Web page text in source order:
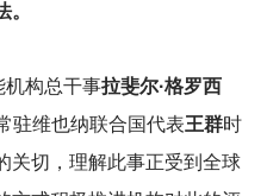
机构总干事拉斐尔·格罗西
驻维也纳联合国代表王群时
关切，理解此事正受到全球